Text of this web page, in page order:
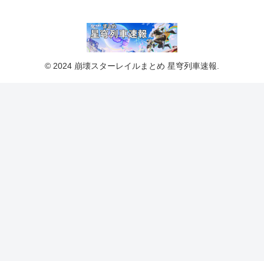
© 2024 崩壊スターレイルまとめ 星穹列車速報.